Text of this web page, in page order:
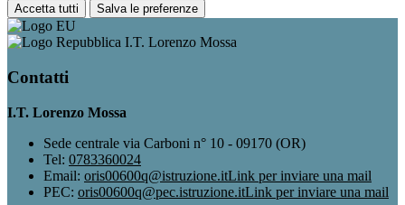
Accetta tutti Salva le preferenze
I.T. Lorenzo Mossa
Contatti
I.T. Lorenzo Mossa
Sede centrale via Carboni n° 10 - 09170 (OR)
Tel: 0783360024
Email: oris00600q@istruzione.itLink per inviare una mail
PEC: oris00600q@pec.istruzione.itLink per inviare una mail